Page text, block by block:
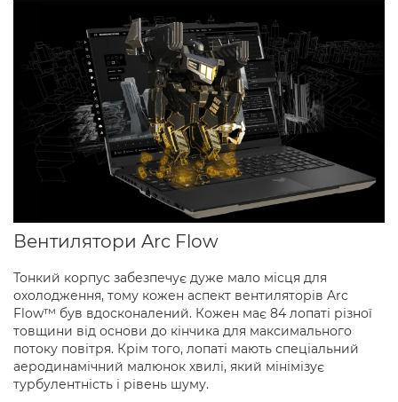
Вентилятори Arc Flow
Тонкий корпус забезпечує дуже мало місця для
охолодження, тому кожен аспект вентиляторів Arc
Flow™ був вдосконалений. Кожен має 84 лопаті різної
товщини від основи до кінчика для максимального
потоку повітря. Крім того, лопаті мають спеціальний
аеродинамічний малюнок хвилі, який мінімізує
турбулентність і рівень шуму.